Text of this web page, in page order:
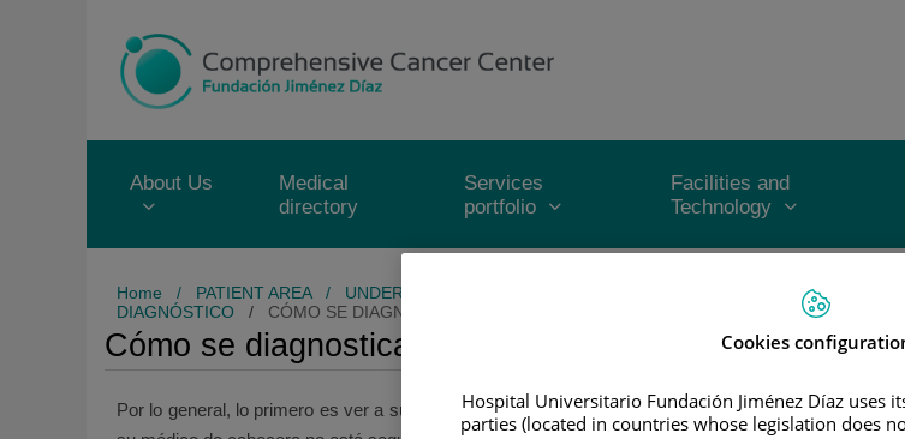
content
About Us
Medical
directory
Services
portfolio
Facilities and
Technology
Home / PATIENT AREA/ UNDERSTANDING CANCER PATIENT INFORMATION AND SUPPORT
DIAGNÓSTICO / CÓMO SE DIAGNOSTICA EL CÁNCER DE TIROIDES
Cómo se diagnostica el cáncer de tiroides
Por lo general, lo primero es ver a su médico de cabecera, quien le examinará. Puede que tenga
Cookies
Hospital Universitario Fundación Jiménez Díaz uses
parties (located in countries whose legislation does